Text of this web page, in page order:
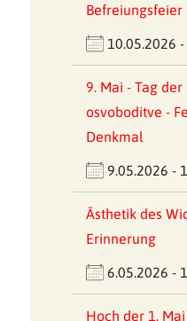
Befreiungsfeier
10.05.2026
9. Mai - Tag
osvoboditve -
Denkmal
9.05.2026 -
Ästhetik des
Erinnerung
6.05.2026 -
Hoch der 1.